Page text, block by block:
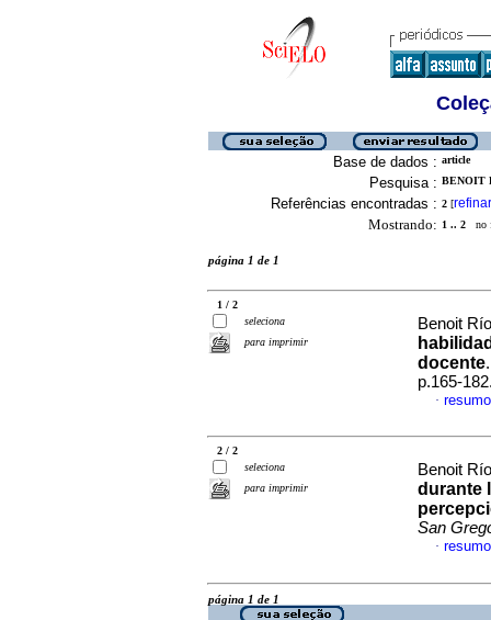
Base de dados : article
Pesquisa : BENOIT
Referências encontradas : 2 [refinar
Mostrando: 1 .. 2 no
página 1 de 1
1 / 2
seleciona
para imprimir
Benoit
docente
p.165-
·
2 / 2
seleciona
para imprimir
Benoit
durante
San
·
página 1 de 1